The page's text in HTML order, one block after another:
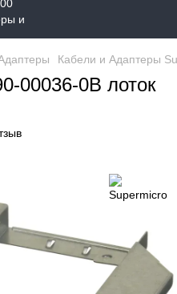
Кабели и Адаптеры
00036-0B лоток